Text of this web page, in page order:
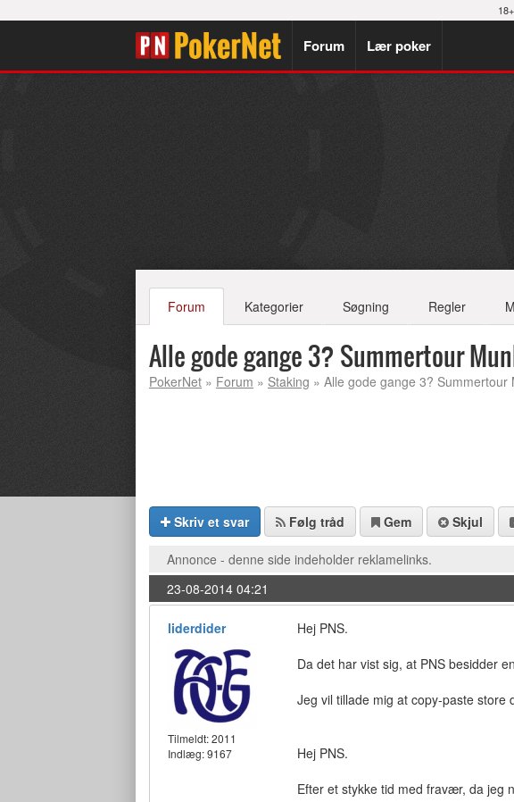
Forum Lær poker
Forum Kategorier Søgning Regler
Alle gode gange 3? Summertour
PokerNet » Forum » Staking » Alle gode gange 3? Summertour
Skriv et svar Følg tråd Gem Skjul
Annonce - denne side indeholder reklamelinks.
23-08-2014 04:21
liderdider
Tilmeldt:2011
Indlæg: 9167
Hej PNS.
Da det har vist sig, at PNS besidder
Jeg vil tillade mig at copy-paste
Hej PNS.
Efter et stykke tid med fravær, da jeg